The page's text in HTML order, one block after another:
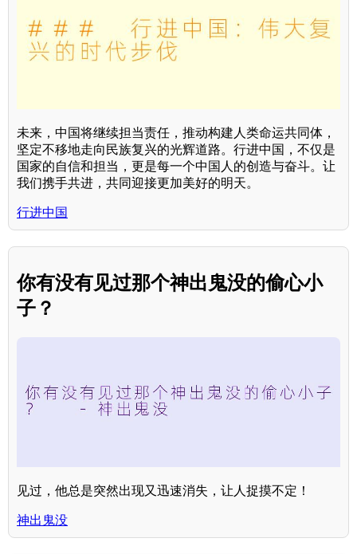
未来，中国将继续担当责任，推动构建人类命运共同体，
坚定不移地走向民族复兴的光辉道路。行进中国，不仅是
国家的自信和担当，更是每一个中国人的创造与奋斗。让
我们携手共进，共同迎接更加美好的明天。
行进中国
你有没有见过那个神出鬼没的偷心小
子？
见过，他总是突然出现又迅速消失，让人捉摸不定！
神出鬼没